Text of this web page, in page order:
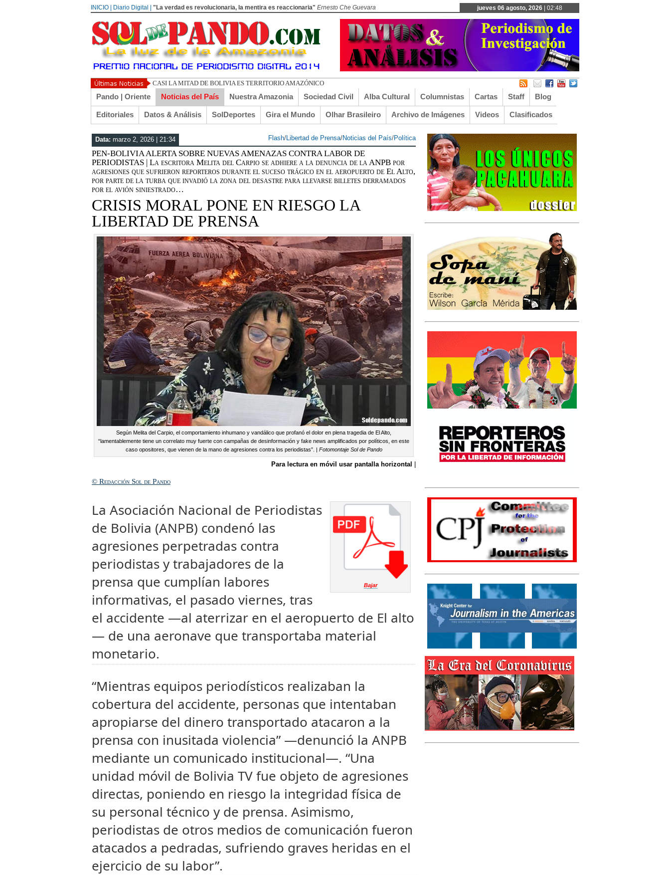
INICIO | Diario Digital | "La verdad es revolucionaria, la mentira es reaccionaria" Ernesto Che Guevara jueves 06 agosto, 2026| 02:48
UN LIBERTARIO LLAMADO EL
Pando | Oriente Noticias del País Nuestra Amazonia Sociedad Civil Alba Cultural Columnistas Cartas Staff Blog
Editoriales Datos & Análisis SolDeportes Gira el Mundo Olhar Brasileiro Archivo de Imágenes Videos Clasificados
Data: marzo 2, 2026 | 21:34 Flash/Libertad de Prensa/Noticias del País/Política
PEN-BOLIVIA ALERTA SOBRE NUEVAS AMENAZAS CONTRA LABOR DE
PERIODISTAS | La escritora Melita del Carpio se adhiere a la denuncia de la ANPB por
agresiones que sufrieron reporteros durante el suceso trágico en el aeropuerto de El Alto,
por parte de la turba que invadió la zona del desastre para llevarse billetes derramados
por el avión siniestrado…
CRISIS MORAL PONE EN RIESGO LA
LIBERTAD DE PRENSA
Según Melita del Carpio, el comportamiento inhumano y vandálico que profanó el dolor en plena tragedia de El Alto,
“lamentablemente tiene un correlato muy fuerte con campañas de desinformación y fake news amplificados por políticos, en este
caso opositores, que vienen de la mano de agresiones contra los periodistas”. | Fotomontaje Sol de Pando
Para lectura en móvil usar pantalla horizontal
© Redacción Sol de Pando
Bajar
La Asociación Nacional de Periodistas
de Bolivia (ANPB) condenó las
agresiones perpetradas contra
periodistas y trabajadores de la
prensa que cumplían labores
informativas, el pasado viernes, tras
el accidente —al aterrizar en el aeropuerto de El alto
— de una aeronave que transportaba material
monetario.
“Mientras equipos periodísticos realizaban la
cobertura del accidente, personas que intentaban
apropiarse del dinero transportado atacaron a la
prensa con inusitada violencia” —denunció la ANPB
mediante un comunicado institucional—. “Una
unidad móvil de Bolivia TV fue objeto de agresiones
directas, poniendo en riesgo la integridad física de
su personal técnico y de prensa. Asimismo,
periodistas de otros medios de comunicación fueron
atacados a pedradas, sufriendo graves heridas en el
ejercicio de su labor”.